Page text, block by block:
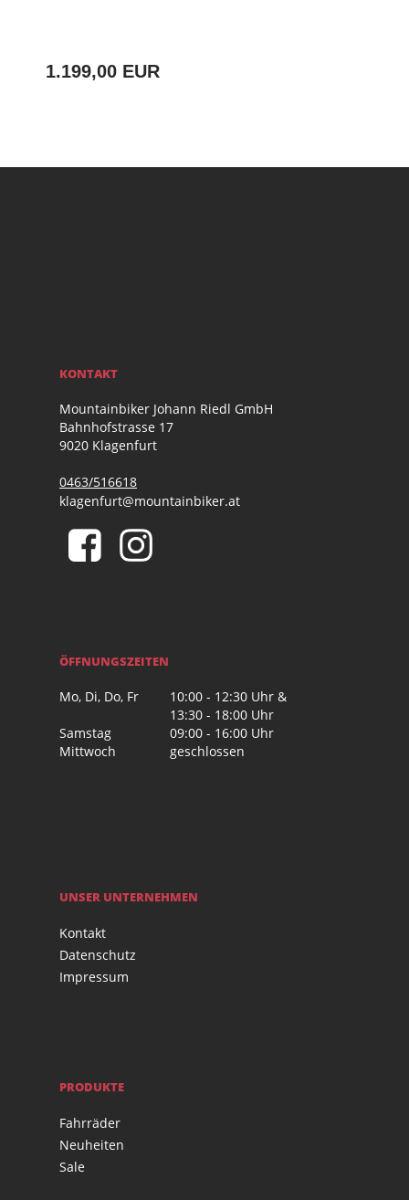
1.199,00 EUR
KONTAKT
Mountainbiker Johann Riedl GmbH
Bahnhofstrasse 17
9020 Klagenfurt
0463/516618
klagenfurt@mountainbiker.at
ÖFFNUNGSZEITEN
Mo, Di, Do, Fr
10:00 - 12:30 Uhr &
13:30 - 18:00 Uhr
Samstag
09:00 - 16:00 Uhr
Mittwoch
geschlossen
UNSER UNTERNEHMEN
Kontakt
Datenschutz
Impressum
PRODUKTE
Fahrräder
Neuheiten
Sale